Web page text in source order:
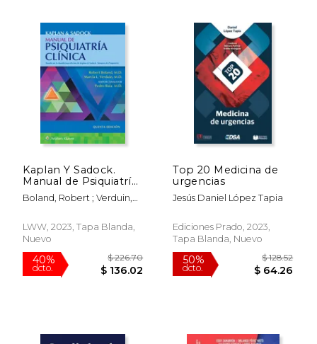
47%
dcto.
$ 44.99
$ 23.70
Rápido
50%
dcto.
Kaplan Y Sadock.
Manual de Psiquiatría
Clínica
Boland, Robert ; Verduin,
LWW, 2023, Tapa Blanda,
Nuevo
Top 20 Medicina de
urgencias
Jesús Daniel López Tapia
Ediciones Prado, 2023,
Tapa Blanda, Nuevo